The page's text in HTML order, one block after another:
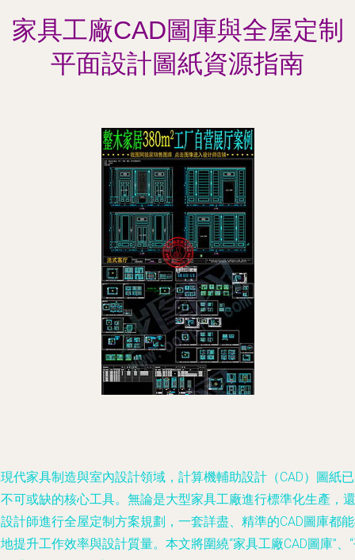
家具工廠CAD圖庫與全屋定制
平面設計圖紙資源指南
代家具制造與室內設計領域，計算機輔助設計（CAD）圖紙
可或缺的核心工具。無論是大型家具工廠進行標準化生產，還
計師進行全屋定制方案規劃，一套詳盡、精準的CAD圖庫都
提升工作效率與設計質量。本文將圍繞“家具工廠CAD圖庫”、